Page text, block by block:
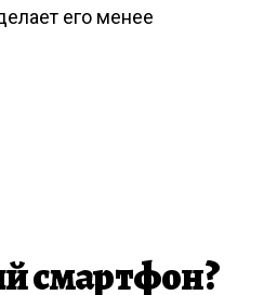
его менее
смартфон?